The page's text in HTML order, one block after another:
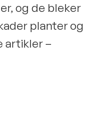
og de bleker
planter og
artikler –